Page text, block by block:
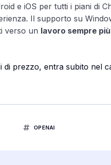
e iOS per tutti i piani di
Il supporto su
verso un lavoro sempre
prezzo, entra subito nel
OPENAI